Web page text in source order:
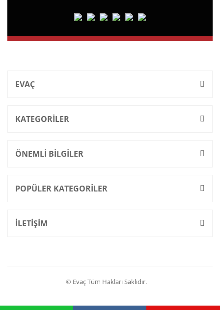
EVAÇ
KATEGORİLER
ÖNEMLİ BİLGİLER
POPÜLER KATEGORİLER
İLETİŞİM
© Evaç Tüm Hakları Saklıdır.